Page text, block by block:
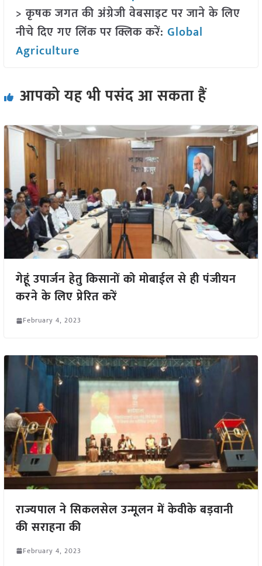
> कृषक जगत की अंग्रेजी वेबसाइट पर जाने के लिए
नीचे दिए गए लिंक पर क्लिक करें: Global
Agriculture
आपको यह भी पसंद आ सकता हैं
गेहूं उपार्जन हेतु किसानों को मोबाईल से ही पंजीयन
करने के लिए प्रेरित करें
February 4, 2023
राज्यपाल ने सिकलसेल उन्मूलन में केवीके बड़वानी
की सराहना की
February 4, 2023